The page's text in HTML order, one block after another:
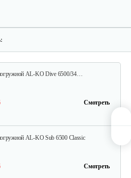
AL-KO Dive 6500/34…
Смотреть
AL-KO Sub 6500 Classic
Смотреть